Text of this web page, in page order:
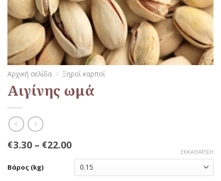
Αρχική σελίδα / Ξηροί καρποί
Αιγίνης ωμά
€3.30– €22.00
Βάρος (kg)
ΕΚΚΑΘΆΡΙΣΗ